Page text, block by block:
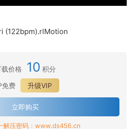
(122bpm).rlMotion
载价格 10 积分
免费
升级VIP
立即购买
解压密码：www.ds456.cn